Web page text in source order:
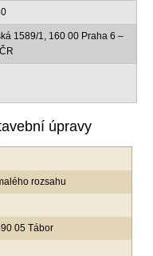
1589/1, 160 00 Praha 6 –
úpravy
rozsahu
05 Tábor